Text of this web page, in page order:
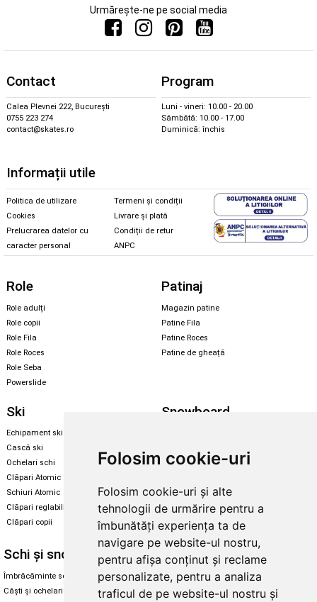
Folosim cookie-uri
Folosim cookie-uri și alte
tehnologii de urmărire pentru a
îmbunătăți experiența ta de
navigare pe website-ul nostru,
pentru afișa conținut și reclame
personalizate, pentru a analiza
traficul de pe website-ul nostru și
Urmărește-ne pe social media
Contact
Calea Plevnei 222, București
0755 223 274
contact@skates.ro
Program
Luni - vineri: 10.00 - 20.00
Sâmbătă: 10.00 - 17.00
Duminică: închis
Informații utile
Politica de utilizare
Cookies
Prelucrarea datelor cu
caracter personal
Termeni și condiții
Livrare și plată
Condiții de retur
ANPC
Role
Role adulți
Role copii
Role Fila
Role Roces
Role Seba
Powerslide
Patinaj
Magazin patine
Patine Fila
Patine Roces
Patine de gheață
Ski
Echipament ski
Cască ski
Ochelari schi
Clăpari Atomic
Schiuri Atomic
Clăpari reglabili
Clăpari copii
Snowboard
Legături Rome SDS
Skate & longboard
Santa Cruz
Enuff Skateboards
Schi și snowboard
Îmbrăcăminte schi și snowboard
Căști și ochelari de iarnă
Diverse
Cum aleg rolele
Cum aleg ochelarii